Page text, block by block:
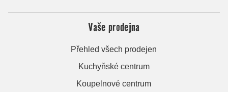
Vaše prodejna
Přehled všech prodejen
Kuchyňské centrum
Koupelnové centrum